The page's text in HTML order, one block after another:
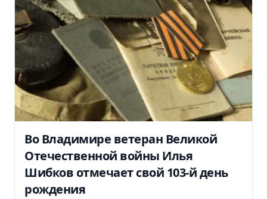
Во Владимире ветеран Великой
Отечественной войны Илья
Шибков отмечает свой 103-й день
рождения